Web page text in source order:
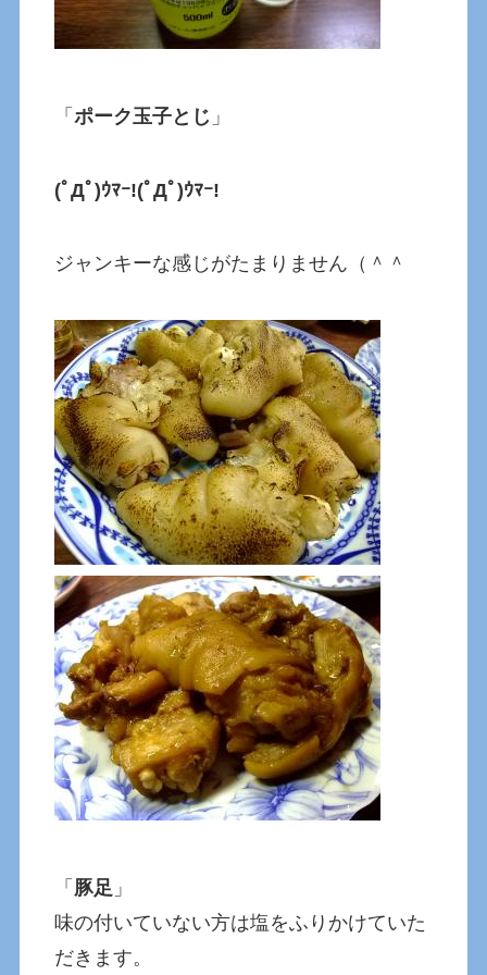
「ポーク玉子とじ 」
(ﾟДﾟ)ｳﾏｰ!(ﾟДﾟ)ｳﾏｰ!
ジャンキーな感じがたまりません（＾＾
「 豚足 」
味の付いていない方は塩をふりかけていた
だきます。